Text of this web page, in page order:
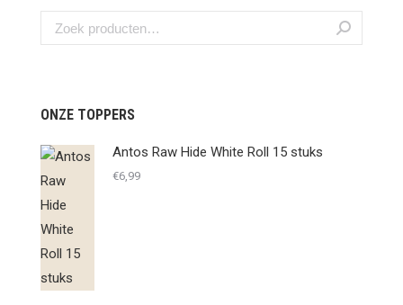
ONZE TOPPERS
Antos Raw Hide White Roll 15 stuks
€6,99